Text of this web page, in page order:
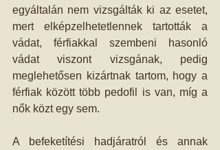
egyáltalán nem vizsgálták ki az esetet,
mert elképzelhetetlennek tartották a
vádat, férfiakkal szembeni hasonló
vádat viszont vizsgának, pedig
meglehetősen kizártnak tartom, hogy a
férfiak között több pedofil is van, míg a
nők közt egy sem.
A befeketítési hadjáratról és annak